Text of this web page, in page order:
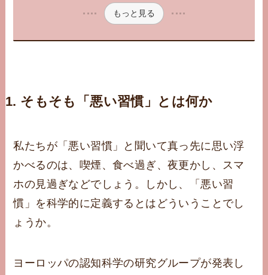
もっと見る
1. そもそも「悪い習慣」とは何か
私たちが「悪い習慣」と聞いて真っ先に思い浮
かべるのは、喫煙、食べ過ぎ、夜更かし、スマ
ホの見過ぎなどでしょう。しかし、「悪い習
慣」を科学的に定義するとはどういうことでし
ょうか。
ヨーロッパの認知科学の研究グループが発表し